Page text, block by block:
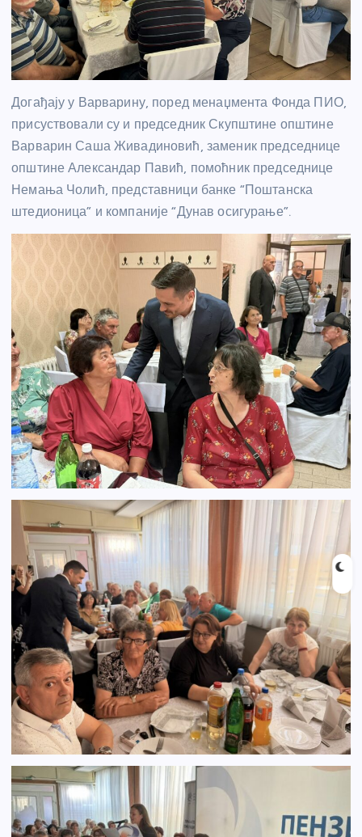
Догађају у Варварину, поред менаџмента Фонда ПИО,
присуствовали су и председник Скупштине општине
Варварин Саша Живадиновић, заменик председнице
општине Александар Павић, помоћник председнице
Немања Чолић, представници банке “Поштанска
штедионица” и компаније “Дунав осигурање”.